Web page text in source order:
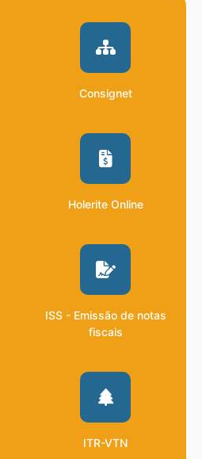
Consignet
Holerite Online
ISS - Emissão de notas
fiscais
ITR-VTN